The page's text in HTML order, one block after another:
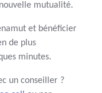
mutualité.
et bénéficier
de plus
minutes.
un conseiller ?